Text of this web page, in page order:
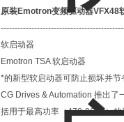
原装Emotron变频驱动器VFX48
软启动器
Emotron TSA 软启动器
*的新型软启动器可防止损坏并节
CG Drives & Automation 推出了
括用于最高功率（470-960A）